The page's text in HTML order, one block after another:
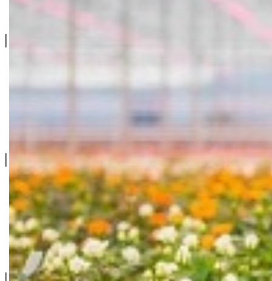
Projektovanje / Izgradnja
Uslovi Korišćenja
Kontakt info
065/202-52-02
Ive Lole Ribara 65, 22406 Irig
Srbija
Kontaktirajte nas
Social